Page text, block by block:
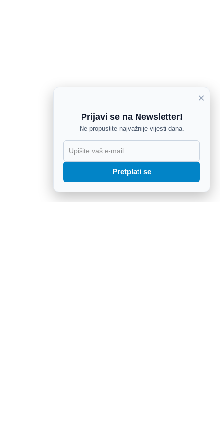
×
Prijavi se na Newsletter!
Ne propustite najvažnije vijesti dana.
Pretplati se